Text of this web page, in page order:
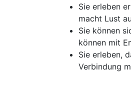
Sie erleben
macht Lust
Sie können
können mit
Sie erleben,
Verbindung